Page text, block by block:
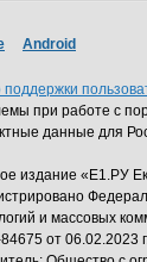
Android
поддержки
при работе с
данные для
издание «Е1.РУ
и массовых
от 06.02.2023